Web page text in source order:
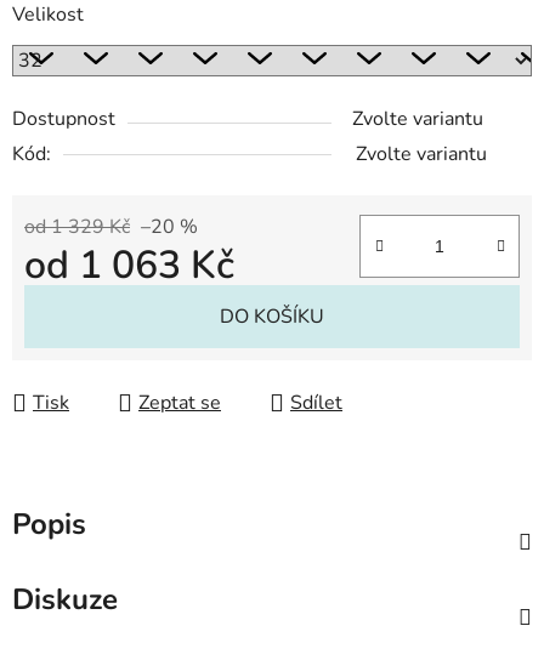
Velikost
Dostupnost
Zvolte variantu
Kód:
Zvolte variantu
od 1 329 Kč –20 %
od 1 063 Kč
DO KOŠÍKU
Tisk Zeptat se Sdílet
Popis
Diskuze